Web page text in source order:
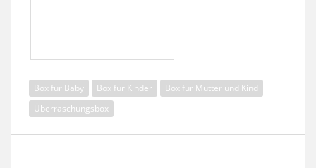
Box für Baby Box für Kinder
Box für Mutter und Kind
Überraschungsbox